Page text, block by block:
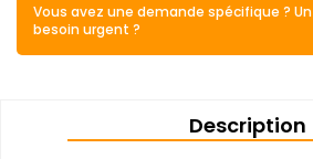
Vous avez une demande spécifique ? Un
besoin urgent ?
Description